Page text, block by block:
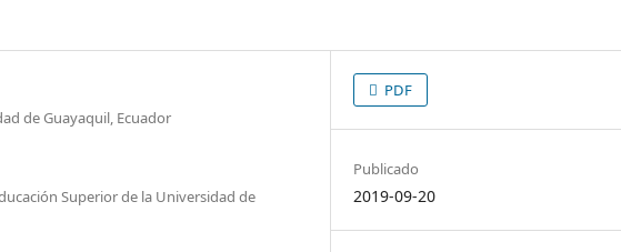
de Guayaquil, Ecuador
Superior de la Universidad de
PDF
Publicado
2019-09-20